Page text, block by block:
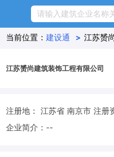
当前位置： 建设通 > 江苏赟
江苏赟尚建筑装饰工程有限公司
注册地： 江苏省 南京市 注册
企业简介：--